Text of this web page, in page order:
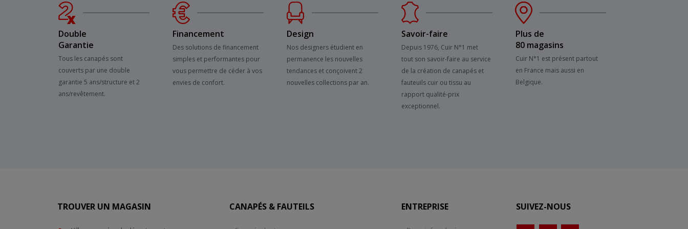
Double
Garantie
Tous les canapés sont
couverts par une double
garantie 5 ans/structure et 2
ans/revêtement.
Financement
Des solutions de financement
simples et performantes pour
vous permettre de céder à vos
envies de confort.
Design
Nos designers étudient en
permanence les nouvelles
tendances et conçoivent 2
nouvelles collections par an.
Savoir-faire
Depuis 1976, Cuir N°1 met
tout son savoir-faire au service
de la création de canapés et
fauteuils cuir ou tissu au
rapport qualité-prix
exceptionnel.
Plus de
80 magasins
Cuir N°1 est présent partout
en France mais aussi en
Belgique.
TROUVER UN MAGASIN CANAPÉS & FAUTEILS ENTREPRISE SUIVEZ-NOUS